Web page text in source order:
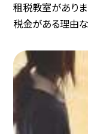
租税教室がありま
税金がある理由